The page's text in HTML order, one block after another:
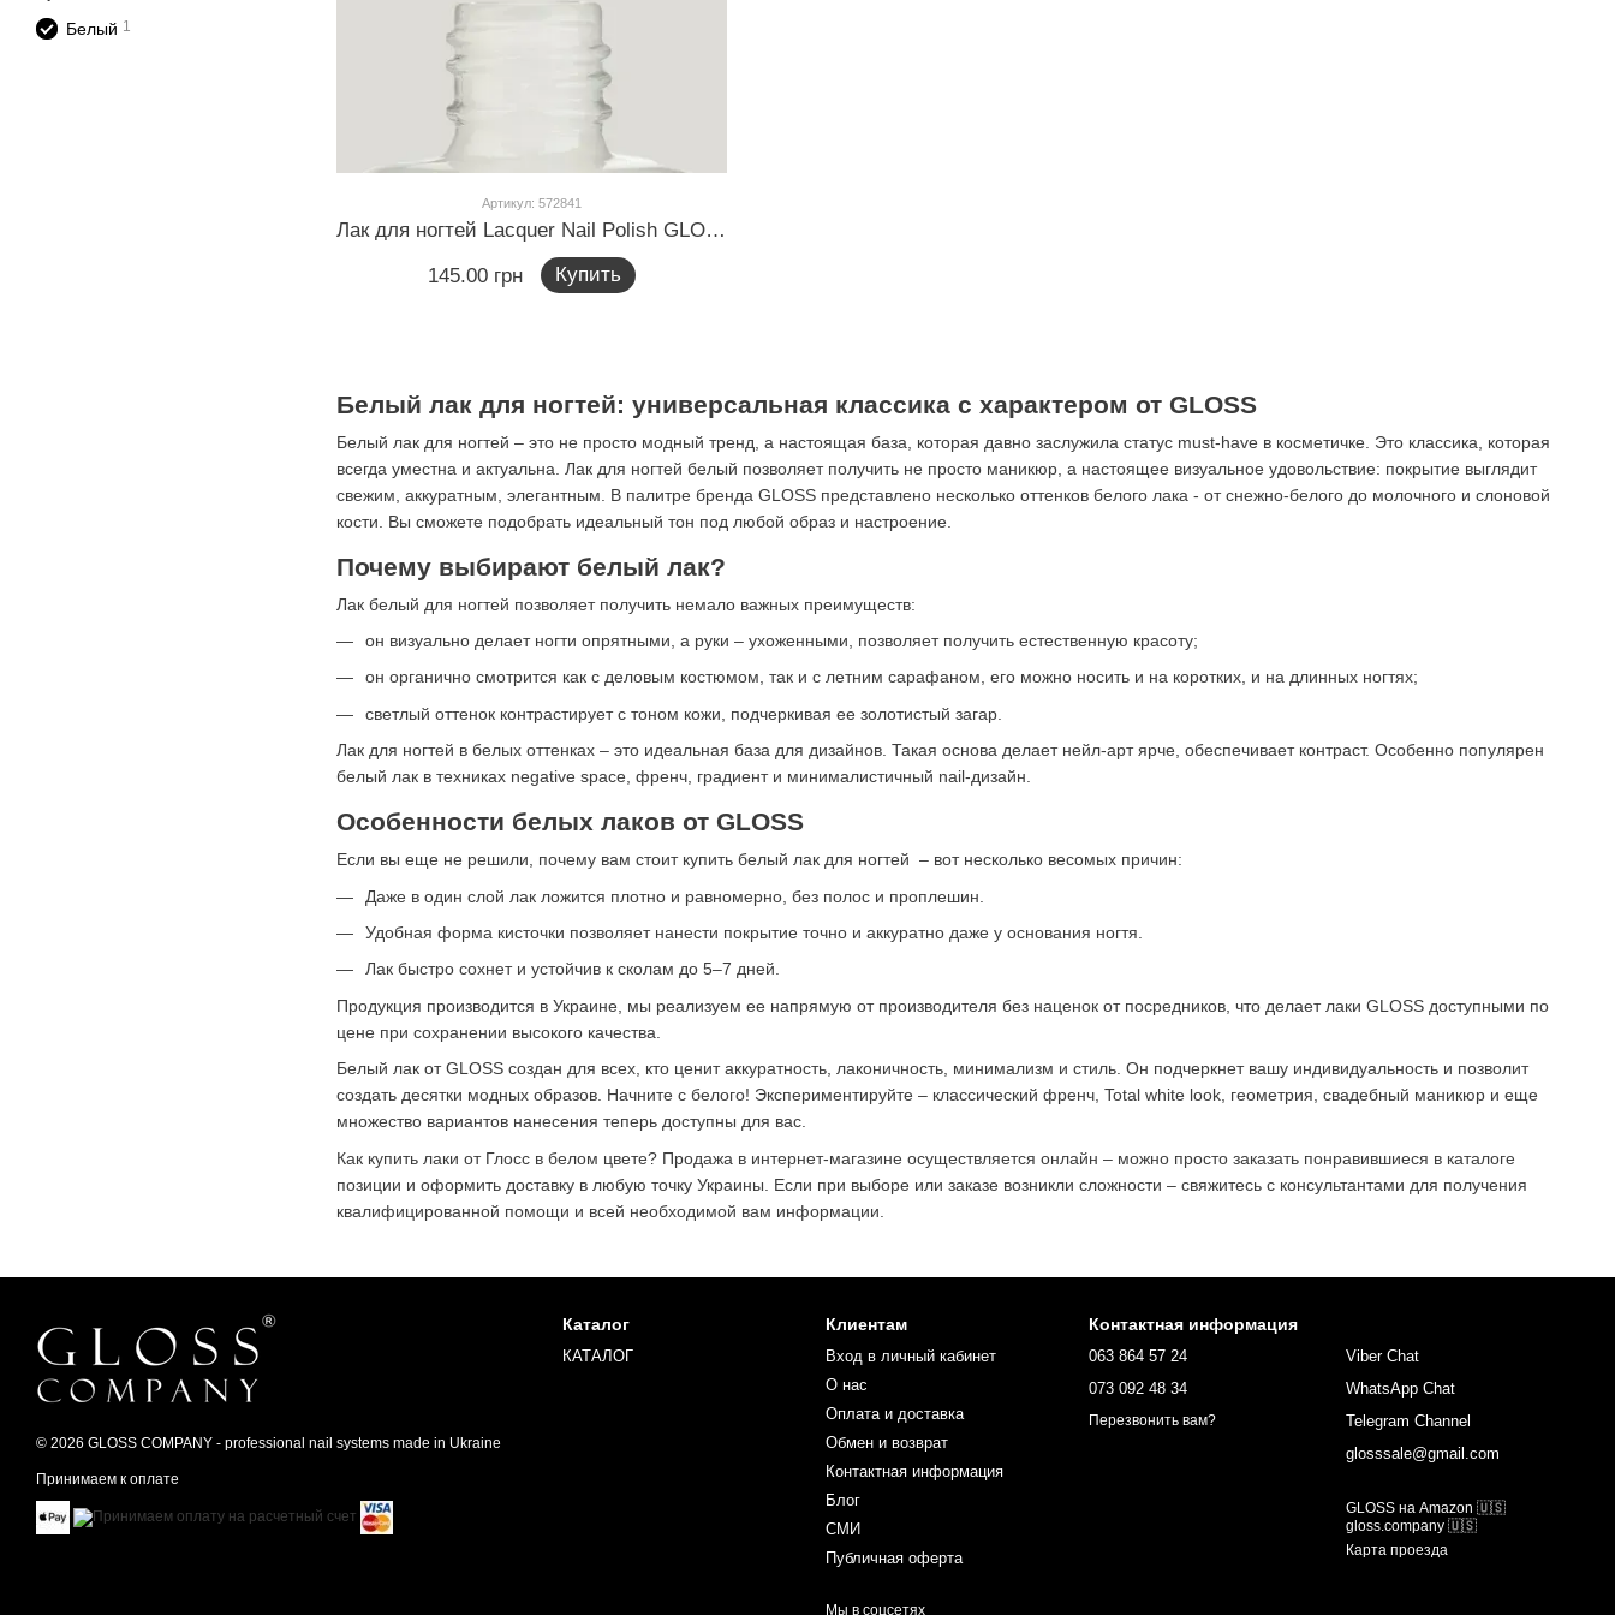
Белый лак для ногтей: универсальная классика с характером от GLOSS
Белый лак для ногтей – это не просто модный тренд, а настоящая база, которая давно заслужила статус must-have в косметичке. Это классика, которая
всегда уместна и актуальна. Лак для ногтей белый позволяет получить не просто маникюр, а настоящее визуальное удовольствие: покрытие выглядит
свежим, аккуратным, элегантным. В палитре бренда GLOSS представлено несколько оттенков белого лака - от снежно-белого до молочного и слоновой
кости. Вы сможете подобрать идеальный тон под любой образ и настроение.
Почему выбирают белый лак?
Лак белый для ногтей позволяет получить немало важных преимуществ:
он визуально делает ногти опрятными, а руки – ухоженными, позволяет получить естественную красоту;
он органично смотрится как с деловым костюмом, так и с летним сарафаном, его можно носить и на коротких, и на длинных ногтях;
светлый оттенок контрастирует с тоном кожи, подчеркивая ее золотистый загар.
Лак для ногтей в белых оттенках – это идеальная база для дизайнов. Такая основа делает нейл-арт ярче, обеспечивает контраст. Особенно популярен
белый лак в техниках negative space, френч, градиент и минималистичный nail-дизайн.
Особенности белых лаков от GLOSS
Если вы еще не решили, почему вам стоит купить белый лак для ногтей – вот несколько весомых причин:
Даже в один слой лак ложится плотно и равномерно, без полос и проплешин.
Удобная форма кисточки позволяет нанести покрытие точно и аккуратно даже у основания ногтя.
Лак быстро сохнет и устойчив к сколам до 5–7 дней.
Продукция производится в Украине, мы реализуем ее напрямую от производителя без наценок от посредников, что делает лаки GLOSS доступными по
цене при сохранении высокого качества.
Белый лак от GLOSS создан для всех, кто ценит аккуратность, лаконичность, минимализм и стиль. Он подчеркнет вашу индивидуальность и позволит
создать десятки модных образов. Начните с белого! Экспериментируйте – классический френч, Total white look, геометрия, свадебный маникюр и еще
множество вариантов нанесения теперь доступны для вас.
Как купить лаки от Глосс в белом цвете? Продажа в интернет-магазине осуществляется онлайн – можно просто заказать понравившиеся в каталоге
позиции и оформить доставку в любую точку Украины. Если при выборе или заказе возникли сложности – свяжитесь с консультантами для получения
квалифицированной помощи и всей необходимой вам информации.
Артикул: 572841
Лак для ногтей Lacquer Nail Polish GLOSS 001 (белый), 11 мл
145.00 грн
Купить
Белый 1
© 2026 GLOSS COMPANY - professional nail systems made in Ukraine
Принимаем к оплате
Каталог
КАТАЛОГ
Клиентам
Вход в личный кабинет
О нас
Оплата и доставка
Обмен и возврат
Контактная информация
Блог
СМИ
Публичная оферта
Мы в соцсетях
Контактная информация
063 864 57 24
073 092 48 34
Перезвонить вам?
Viber Chat
WhatsApp Chat
Telegram Channel
glosssale@gmail.com
GLOSS на Amazon 🇺🇸
gloss.company 🇺🇸
Карта проезда